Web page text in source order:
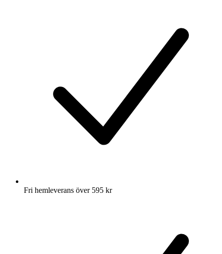
Fri hemleverans över 595 kr